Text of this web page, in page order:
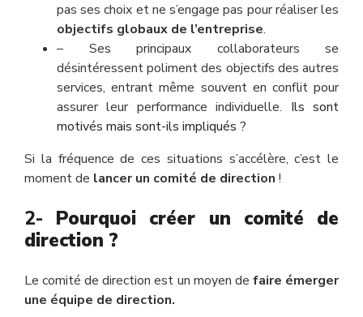
pas ses choix et ne s’engage pas pour réaliser les
objectifs globaux de l’entreprise.
– Ses principaux collaborateurs se
désintéressent poliment des objectifs des autres
services, entrant même souvent en conflit pour
assurer leur performance individuelle. Ils sont
motivés mais sont-ils impliqués ?
Si la fréquence de ces situations s’accélère, c’est le
moment de lancer un comité de direction !
2- Pourquoi créer un comité de
direction ?
Le comité de direction est un moyen de faire émerger
une équipe de direction.